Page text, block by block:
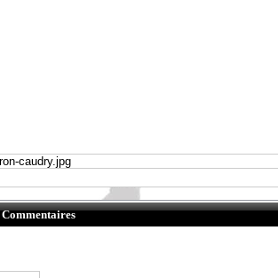
Commentaires